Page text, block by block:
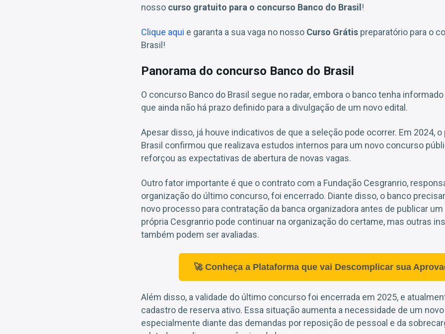
nosso curso gratuito para o concurso Banco do Brasil!
Clique aqui e garanta a sua vaga no nosso Curso Grátis preparatório para o
Brasil!
Panorama do concurso Banco do Brasil
O concurso Banco do Brasil segue no radar, embora o banco tenha
que ainda não há prazo definido para a divulgação de um novo edital.
Apesar disso, já houve indicativos de que a seleção pode ocorrer. Em 2024,
Brasil confirmou que realizava estudos internos para um novo concurso
reforçou as expectativas de abertura de novas vagas.
Outro fator importante é que o contrato com a Fundação Cesgranrio,
organização do último concurso, foi encerrado. Diante disso, o banco
novo processo para contratação da banca organizadora antes de publicar um
própria Cesgranrio pode continuar na organização do certame, mas outras
também podem ser avaliadas.
🚀 Conheça a Plataforma que vai Descomplicar sua
Além disso, a validade do último concurso foi encerrada em 2025, e
cadastro de reserva ativo. Essa situação aumenta a necessidade de um
especialmente diante das demandas por reposição de pessoal e da